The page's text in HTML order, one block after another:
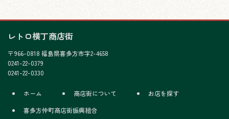
レトロ横丁商店街
〒966-0818 福島県喜多方市字2-4658
0241-22-0379
0241-22-0330
ホーム 商店街について
お店を探す
喜多方仲町商店街振興組合